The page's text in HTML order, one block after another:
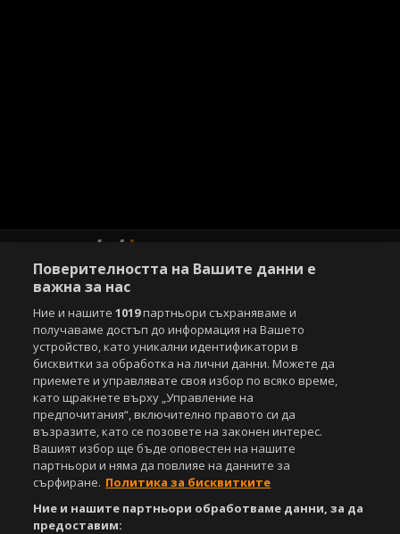
Copyright © 2007-2026 Агенция Спортал. Всички права запазени.
Този уебсайт е собственост наSportal Media Group
За нас Екип За рекламa
Общи условия
Етични правила на НСС
Лични данни
Управление на предпочитания
Съдържанието на този уеб сайт и технологиите, използвани в него, са
под закрила на Закона за авторското право и сродните му права.
Всички статии, репортажи, интервюта и други текстови, графични и
видео материали, публикувани в сайта, са собственост на Агенция
Спортал, освен ако изрично е посочено друго. Допуска се
публикуване на текстови материали само след писмено съгласие на
Поверителността на Вашите данни е
важна за нас
Ние и нашите1019партньори съхраняваме и
получаваме достъп до информация на Вашето
устройство, като уникални идентификатори в
бисквитки за обработка на лични данни. Можете да
приемете и управлявате своя избор по всяко време,
като щракнете върху „Управление на
предпочитания“, включително правото си да
възразите, като се позовете на законен интерес.
Вашият избор ще бъде оповестен на нашите
партньори и няма да повлияе на данните за
сърфиране. Политика за бисквитките
Ние и нашите партньори обработваме данни, за да
предоставим: